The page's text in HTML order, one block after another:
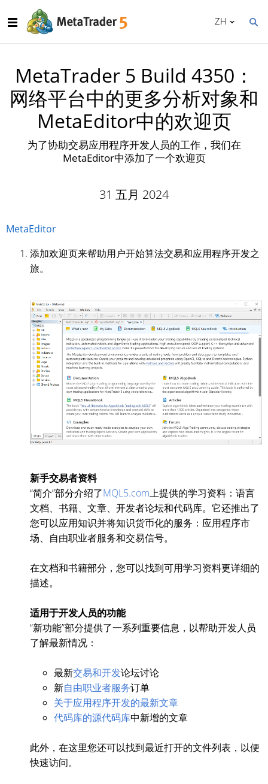
ZH
MetaTrader 5 Build 4350：
网络平台中的更多分析对象和
MetaEditor中的欢迎页
为了协助交易应用程序开发人员的工作，我们在
MetaEditor中添加了一个欢迎页
31 五月 2024
MetaEditor
添加欢迎页来帮助用户开始算法交易和应用程序开发之
旅。
新手交易者资料
“简介”部分介绍了MQL5.com上提供的学习资料：语言
文档、书籍、文章、开发者论坛和代码库。它还推出了
您可以应用知识并将知识货币化的服务：应用程序市
场、自由职业者服务和交易信号。
在文档和书籍部分，您可以找到可用学习资料更详细的
描述。
适用于开发人员的功能
“新功能”部分提供了一系列重要信息，以帮助开发人员
了解最新情况：
最新交易和开发论坛讨论
新自由职业者服务订单
关于应用程序开发的最新文章
代码库的源代码库中新增的文章
此外，在这里您还可以找到最近打开的文件列表，以便
快速访问。